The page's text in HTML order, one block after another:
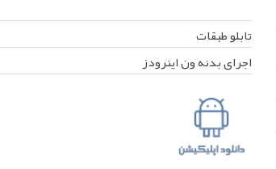
تابلو طبقات
اجرای بدنه ون اینرودز